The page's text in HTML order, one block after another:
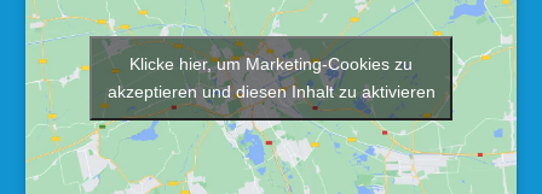
Klicke hier, um Marketing-Cookies zu
akzeptieren und diesen Inhalt zu aktivieren